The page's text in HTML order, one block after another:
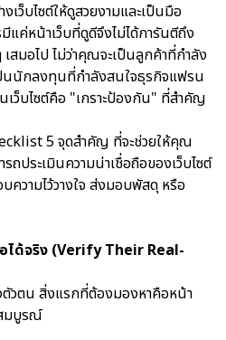
ว็บไซต์ให้ดูสวยงามและเป็นมือ
มีแค่หน้าเว็บที่ดูดีจึงไม่ได้การันตีถึง
สมอไป ไม่ว่าคุณจะเป็นลูกค้าที่กำลัง
นนักลงทุนที่กำลังสนใจธุรกิจแฟรน
เว็บไซต์คือ "เกราะป้องกัน" ที่สำคัญ
5 จุดสำคัญ ที่จะช่วยให้คุณ
ประเมินความน่าเชื่อถือของเว็บไซต์
ความไว้วางใจ ส่งมอบพัสดุ หรือ
ด้จริง (Verify Their Real-
วตน สิ่งแรกที่ต้องมองหาคือหน้า
มบูรณ์